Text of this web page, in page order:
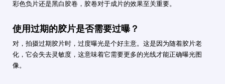
彩色负片还是黑白胶卷，胶卷对于成片的效果至关重要。
使用过期的胶片是否需要过曝？
对，拍摄过期胶片时，过度曝光是个好主意。这是因为随着胶片老
化，它会失去灵敏度，这意味着它需要更多的光线才能正确曝光图
像。